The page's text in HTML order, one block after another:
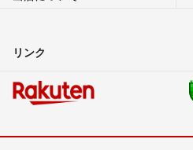
リンク